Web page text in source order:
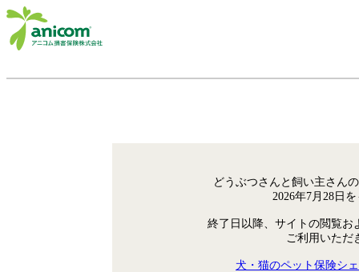
どうぶつさんと飼い主さん
2026年7月28日
終了日以降、サイトの閲覧お
ご利用いただ
犬・猫のペット保険シ